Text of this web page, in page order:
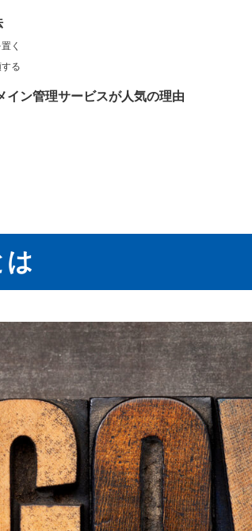
く
る
イン管理サービスが人気の理由
は